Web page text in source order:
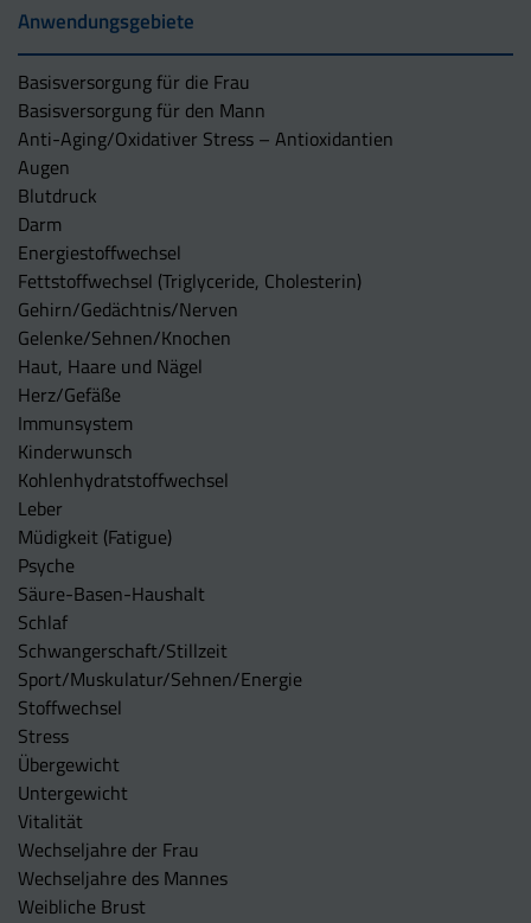
Anwendungsgebiete
Basisversorgung für die Frau
Basisversorgung für den Mann
Anti-Aging/Oxidativer Stress – Antioxidantien
Augen
Blutdruck
Darm
Energiestoffwechsel
Fettstoffwechsel (Triglyceride, Cholesterin)
Gehirn/Gedächtnis/Nerven
Gelenke/Sehnen/Knochen
Haut, Haare und Nägel
Herz/Gefäße
Immunsystem
Kinderwunsch
Kohlenhydratstoffwechsel
Leber
Müdigkeit (Fatigue)
Psyche
Säure-Basen-Haushalt
Schlaf
Schwangerschaft/Stillzeit
Sport/Muskulatur/Sehnen/Energie
Stoffwechsel
Stress
Übergewicht
Untergewicht
Vitalität
Wechseljahre der Frau
Wechseljahre des Mannes
Weibliche Brust